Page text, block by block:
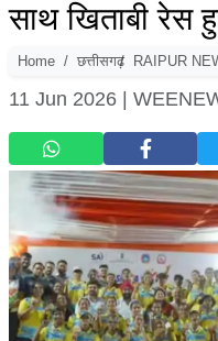
साथ खिताबी रेस
Home छत्तीसगढ़ RAIPUR
11 Jun 2026 |